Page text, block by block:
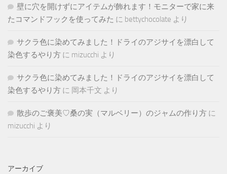
壁に穴を開けずにアイテムが飾れます！モニターで家に来
たコマンドフックを使ってみた に bettychocolate より
サクラ色に染めてみました！ドライのアジサイを漂白して
染色するやり方 に mizucchi より
サクラ色に染めてみました！ドライのアジサイを漂白して
染色するやり方 に 岡本千文 より
散歩のご褒美♡桑の実（マルベリー）のジャムの作り方 に
mizucchi より
アーカイブ